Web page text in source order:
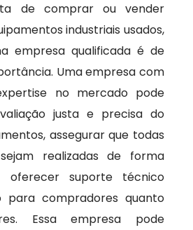
de comprar ou vender
industriais usados,
empresa qualificada é de
Uma empresa com
no mercado pode
justa e precisa do
assegurar que todas
realizadas de forma
oferecer suporte técnico
para compradores quanto
Essa empresa pode